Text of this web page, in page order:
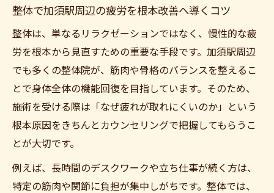
解説
整体が慢性的な肩こり腰痛に有効な理由と
は
骨格矯正整体で自然治癒力を高めるメリッ
ト
整体院選びが不調改善に大切なポイントに
なる
整体で加須駅周辺の疲労を根本改善へ導くコツ
整体は、単なるリラクゼーションではなく、慢性的な疲
労を根本から見直すための重要な手段です。加須駅周辺
でも多くの整体院が、筋肉や骨格のバランスを整えるこ
とで身体全体の機能回復を目指しています。そのため、
施術を受ける際は「なぜ疲れが取れにくいのか」という
根本原因をきちんとカウンセリングで把握してもらうこ
とが大切です。
例えば、長時間のデスクワークや立ち仕事が続く方は、
特定の筋肉や関節に負担が集中しがちです。整体では、